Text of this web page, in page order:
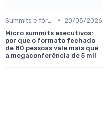
•
20/05/2026
Micro summits executivos:
por que o formato fechado
de 80 pessoas vale mais que
a megaconferência de 5 mil